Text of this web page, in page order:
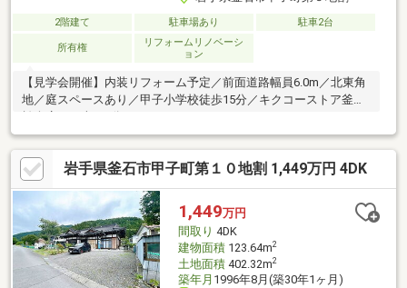
2階建て 駐車場あり 駐車2台
所有権
リフォームリノベーシ
ョン
【見学会開催】内装リフォーム予定／前面道路幅員6.0m／北東角
地／庭スペースあり／甲子小学校徒歩15分／キクコーストア釜石
岩手県釜石市甲子町第１０地割 1,449万円 4DK
1,449万円
間取り 4DK
建物面積123.64m2
土地面積402.32m2
築年月 1996年8月(築30年1ヶ月)